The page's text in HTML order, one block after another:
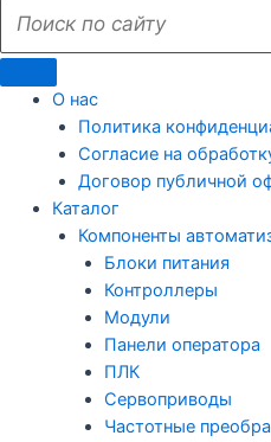
О нас
Политика
Согласие на
Договор публичной
Каталог
Компоненты
Блоки питания
Контроллеры
Модули
Панели оператора
ПЛК
Сервоприводы
Частотные